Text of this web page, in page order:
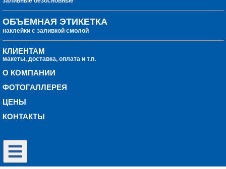
ОБЪЕМНАЯ ЭТИКЕТКА
наклейки с заливкой смолой
КЛИЕНТАМ
макеты, доставка, оплата и т.п.
О КОМПАНИИ
ФОТОГАЛЛЕРЕЯ
ЦЕНЫ
КОНТАКТЫ